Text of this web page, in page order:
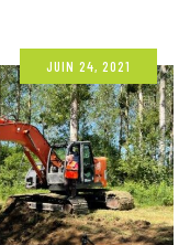
JUIN 24, 2021